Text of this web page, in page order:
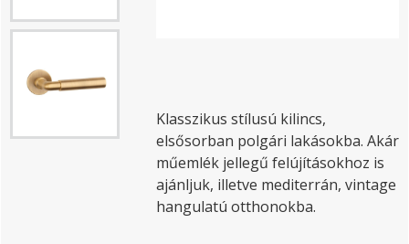
Klasszikus stílusú kilincs,
elsősorban polgári lakásokba. Akár
műemlék jellegű felújításokhoz is
ajánljuk, illetve mediterrán, vintage
hangulatú otthonokba.